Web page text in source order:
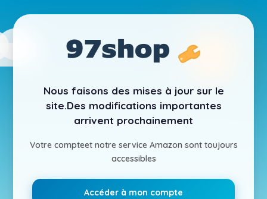
Nous faisons des mises à jour sur le
site.Des modifications importantes
arrivent prochainement
Votre compteet notre service Amazon sont toujours
accessibles
Accéder à mon compte